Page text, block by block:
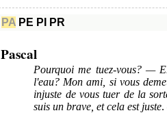
PA PE PI PR
Pascal
Pourquoi me tuez-vous? —
l'eau? Mon ami, si vous
injuste de vous tuer de la
suis un brave, et cela est juste.